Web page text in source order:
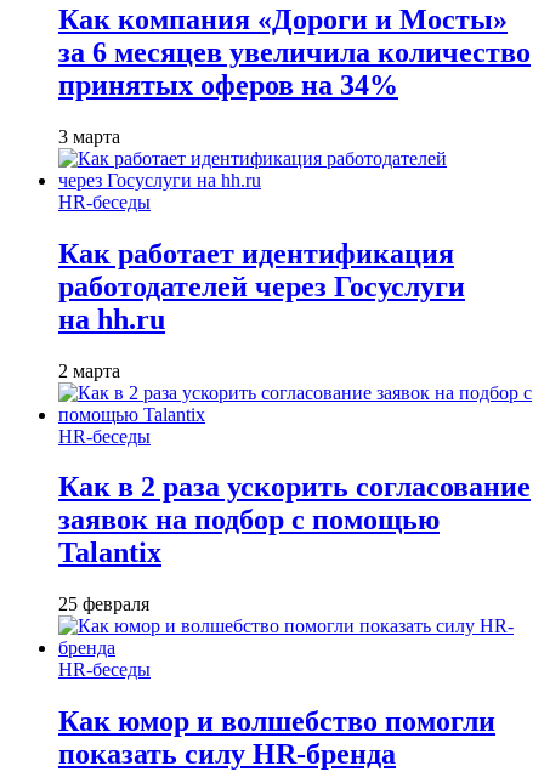
Как компания «Дороги и Мосты»
за 6 месяцев увеличила количество
принятых оферов на 34%
3 марта
HR-беседы
Как работает идентификация
работодателей через Госуслуги
на hh.ru
2 марта
HR-беседы
Как в 2 раза ускорить согласование
заявок на подбор с помощью
Talantix
25 февраля
HR-беседы
Как юмор и волшебство помогли
показать силу HR-бренда